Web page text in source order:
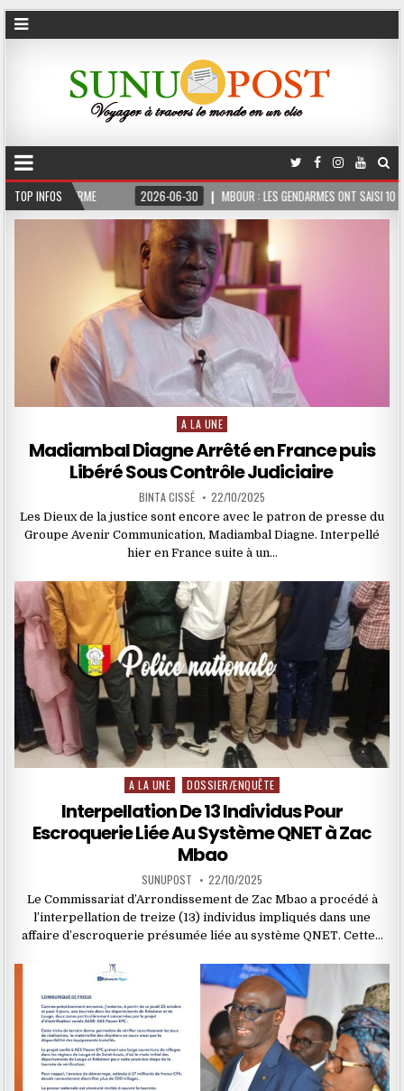
TOP INFOS
FERME 2026-06-30 MBOUR : LES GENDARMES ONT SAISI 10 KG DE
Posted
A LA UNE
Madiambal Diagne Arrêté en France puis
Libéré Sous Contrôle Judiciaire ‎
BINTA CISSÉ 22/10/2025
Les Dieux de la justice sont encore avec le patron de presse du
Groupe Avenir Communication, Madiambal Diagne. Interpellé
hier en France suite à un…
Posted
in
A LA UNE DOSSIER/ENQUÊTE
Interpellation De 13 Individus Pour
Escroquerie Liée Au Système QNET à Zac
Mbao
SUNUPOST 22/10/2025
Le Commissariat d’Arrondissement de Zac Mbao a procédé à
l’interpellation de treize (13) individus impliqués dans une
affaire d’escroquerie présumée liée au système QNET. Cette…